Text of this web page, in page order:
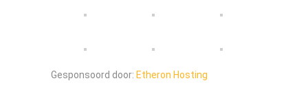
Gesponsoord door: Etheron Hosting